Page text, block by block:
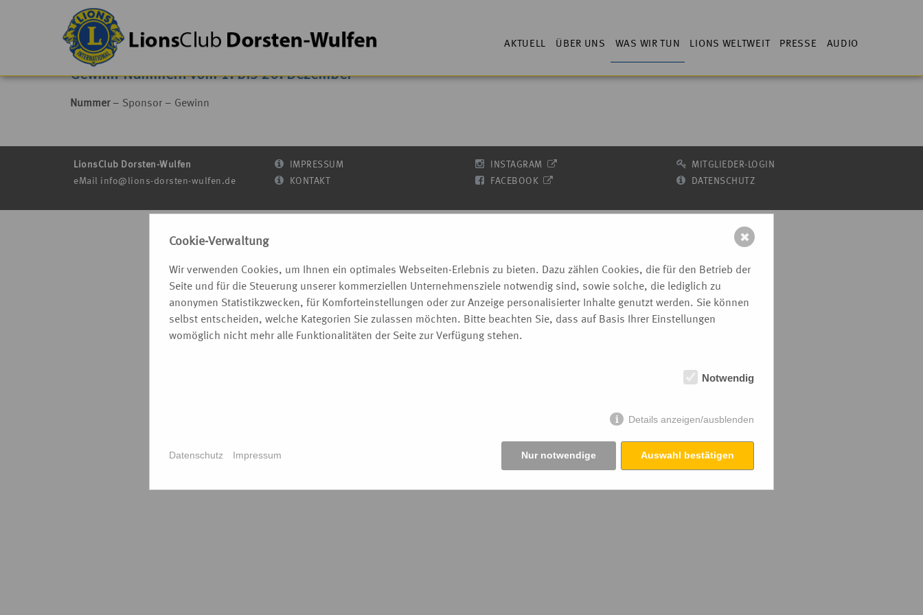
AKTUELL ÜBER UNS WAS WIR TUN LIONS WELTWEIT PRESSE AUDIO
Gewinn-Nummern vom 1. bis 20. Dezember
Nummer– Sponsor – Gewinn
LionsClub Dorsten-Wulfen
eMail info@lions-dorsten-wulfen.de
IMPRESSUM
KONTAKT
INSTAGRAM
FACEBOOK
MITGLIEDER-LOGIN
DATENSCHUTZ
Cookie-Verwaltung
Wir verwenden Cookies, um Ihnen ein optimales Webseiten-Erlebnis zu bieten. Dazu zählen Cookies, die für den Betrieb der
Seite und für die Steuerung unserer kommerziellen Unternehmensziele notwendig sind, sowie solche, die lediglich zu
anonymen Statistikzwecken, für Komforteinstellungen oder zur Anzeige personalisierter Inhalte genutzt werden. Sie können
selbst entscheiden, welche Kategorien Sie zulassen möchten. Bitte beachten Sie, dass auf Basis Ihrer Einstellungen
womöglich nicht mehr alle Funktionalitäten der Seite zur Verfügung stehen.
Notwendig
Details anzeigen/ausblenden
Nur notwendige Auswahl bestätigen
Datenschutz Impressum
✖